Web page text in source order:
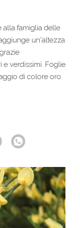
alla famiglia delle
un'altezza
verdissimi. Foglie
di colore oro.